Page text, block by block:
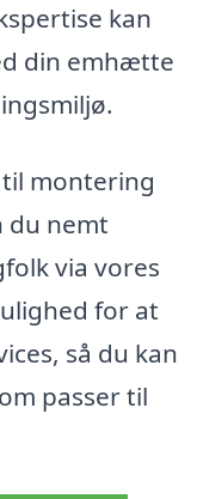
kan
din emhætte
montering
du nemt
via vores
for at
så du kan
passer til